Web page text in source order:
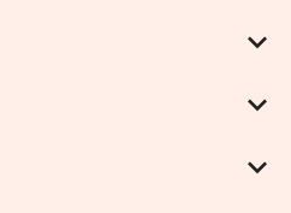
keyboard_arrow_down
keyboard_arrow_down
keyboard_arrow_down